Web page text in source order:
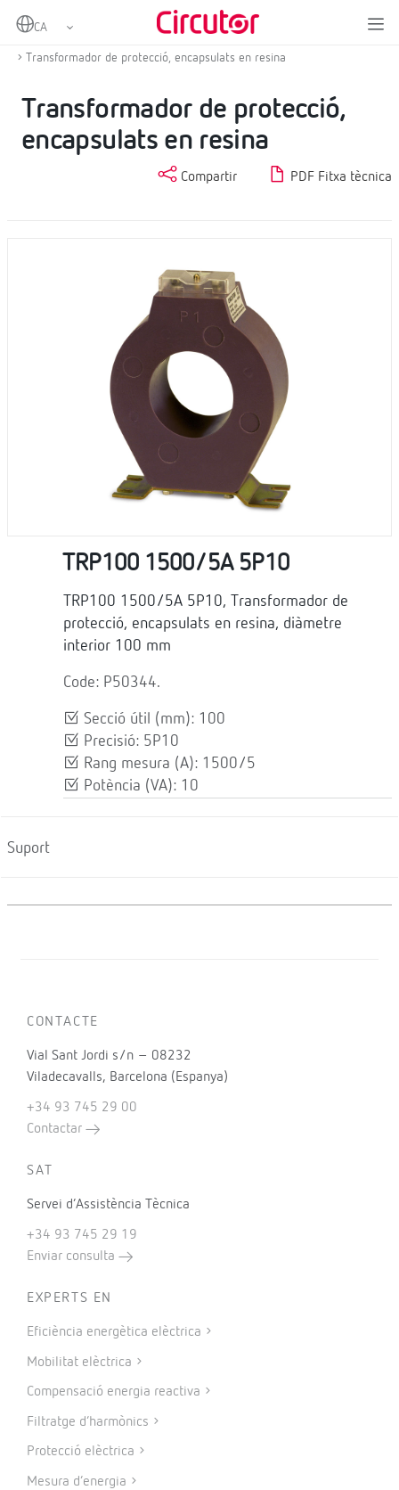
Home
Protecció i control
Transformador de protecció, encapsulats en resina
Transformador de protecció,
encapsulats en resina
Compartir PDF Fitxa tècnica
TRP100 1500/5A 5P10
TRP100 1500/5A 5P10, Transformador de
protecció, encapsulats en resina, diàmetre
interior 100 mm
Code: P50344.
Secció útil (mm): 100
Precisió: 5P10
Rang mesura (A): 1500/5
Potència (VA): 10
Suport
CONTACTE
Vial Sant Jordi s/n – 08232
Viladecavalls, Barcelona (Espanya)
+34 93 745 29 00
Contactar
SAT
Servei d’Assistència Tècnica
+34 93 745 29 19
Enviar consulta
EXPERTS EN
Eficiència energètica elèctrica
Mobilitat elèctrica
Compensació energia reactiva
Filtratge d’harmònics
Protecció elèctrica
Mesura d’energia